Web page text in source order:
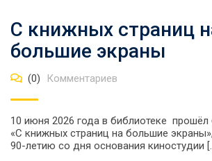
С книжных страниц
большие экраны
(0) Комментариев
10 июня 2026 года в библиотеке
«С книжных страниц на большие
90-летию со дня основания киностудии